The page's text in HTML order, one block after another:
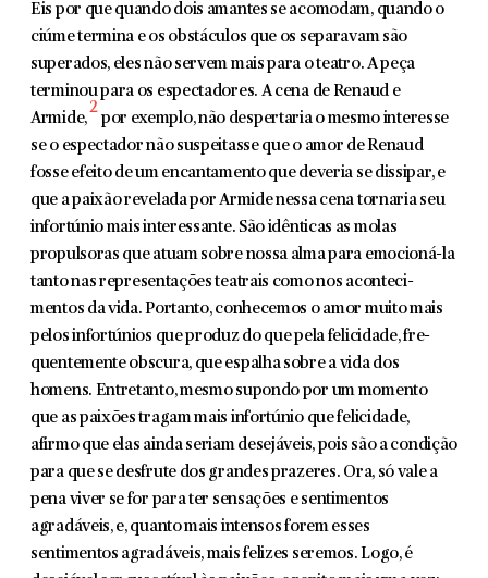
Eis por que quando dois amantes se acomodam, quando o
ciúme termina e os obstáculos que os separavam são
superados, eles não servem mais para o teatro. A peça
terminou para os espectadores. A cena de Renaud e
Armide,
2
por exemplo, não despertaria o mesmo interesse
se o espectador não suspeitasse que o amor de Renaud
fosse efeito de um encantamento que deveria se dissipar, e
que a paixão revelada por Armide nessa cena tornaria seu
infortúnio mais interessante. São idênticas as molas
propulsoras que atuam sobre nossa alma para emocioná-la
tanto nas representações teatrais como nos aconteci­
mentos da vida. Portanto, conhecemos o amor muito mais
pelos infortúnios que produz do que pela felicidade, fre­
quentemente obscura, que espalha sobre a vida dos
homens. Entretanto, mesmo supondo por um momento
que as pai­xões tragam mais infortúnio que felicidade,
afirmo que elas ainda seriam desejáveis, pois são a condição
para que se des­frute dos grandes prazeres. Ora, só vale a
pena viver se for para ter sensações e sentimentos
agradáveis, e, quanto mais intensos forem esses
sentimentos agradáveis, mais felizes seremos. Logo, é